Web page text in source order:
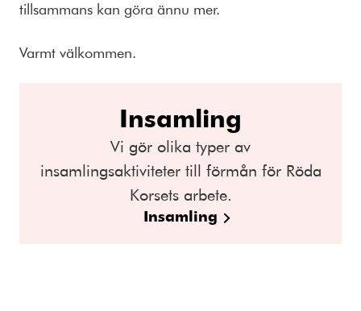
tillsammans kan göra ännu mer.
Varmt välkommen.
Insamling
Vi gör olika typer av
insamlingsaktiviteter till förmån för Röda
Korsets arbete.
Insamling